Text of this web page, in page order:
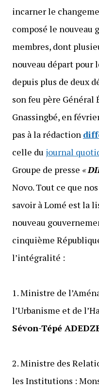
incarner le
composé le nouveau
membres, dont
nouveau départ pour
depuis plus de deux
son feu père Général
Gnassingbé, en
pas à la rédaction
celle du journal
Groupe de presse «
Novo. Tout ce que
savoir à Lomé est la
nouveau
cinquième
l’intégralité :
‎1. Ministre de
l’Urbanisme et de
Sévon-Tépé
‎2. Ministre des
les Institutions :